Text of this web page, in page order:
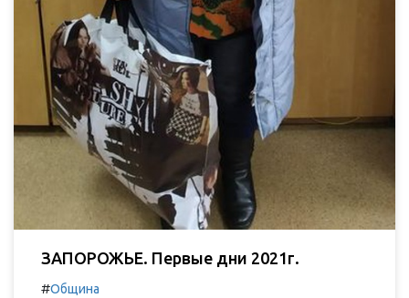
ЗАПОРОЖЬЕ. Первые дни 2021г.
#Община